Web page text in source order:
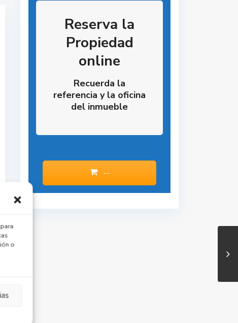
o
Reserva la
Propiedad
online
Recuerda la
referencia y la oficina
del inmueble
--